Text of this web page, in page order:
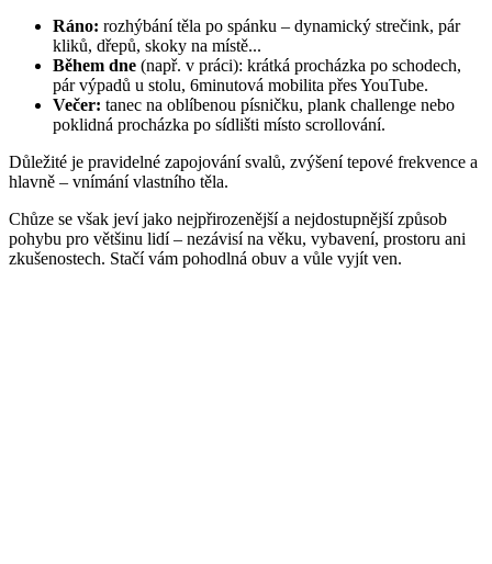
Ráno: rozhýbání těla po spánku – dynamický strečink, pár
kliků, dřepů, skoky na místě...
Během dne (např. v práci): krátká procházka po schodech,
pár výpadů u stolu, 6minutová mobilita přes YouTube.
Večer: tanec na oblíbenou písničku, plank challenge nebo
poklidná procházka po sídlišti místo scrollování.
Důležité je pravidelné zapojování svalů, zvýšení tepové frekvence a
hlavně – vnímání vlastního těla.
Chůze se však jeví jako nejpřirozenější a nejdostupnější způsob
pohybu pro většinu lidí – nezávisí na věku, vybavení, prostoru ani
zkušenostech. Stačí vám pohodlná obuv a vůle vyjít ven.